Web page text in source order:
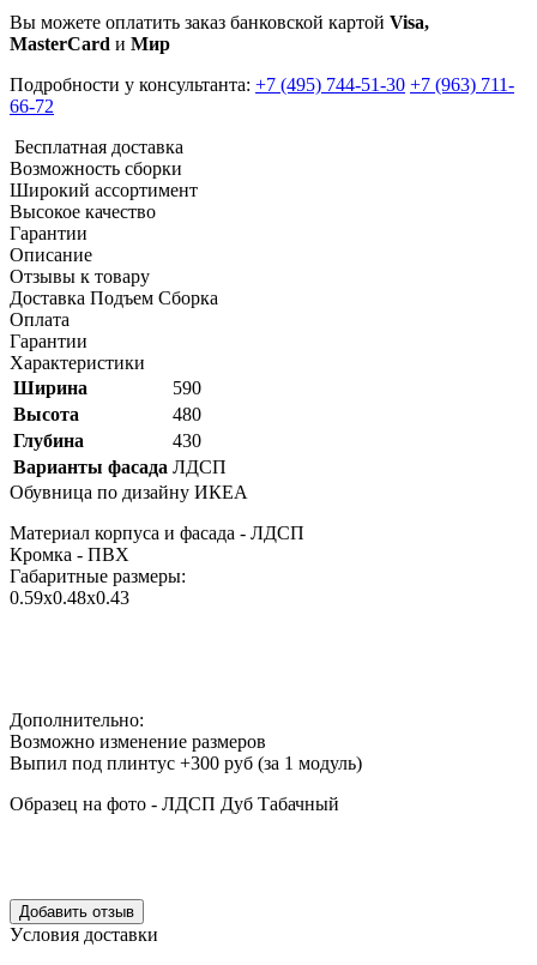
Вы можете оплатить заказ банковской картой Visa,
MasterCard и Мир
Подробности у консультанта: +7 (495) 744-51-30 +7 (963) 711-
66-72
Бесплатная доставка
Возможность сборки
Широкий ассортимент
Высокое качество
Гарантии
Описание
Отзывы к товару
Доставка Подъем Сборка
Оплата
Гарантии
Характеристики
Ширина
590
Высота
480
Глубина
430
Варианты фасада ЛДСП
Обувница по дизайну ИКЕА
Материал корпуса и фасада - ЛДСП
Кромка - ПВХ
Габаритные размеры:
0.59х0.48х0.43
Дополнительно:
Возможно изменение размеров
Выпил под плинтус +300 руб (за 1 модуль)
Образец на фото - ЛДСП Дуб Табачный
Уcловия доcтавки